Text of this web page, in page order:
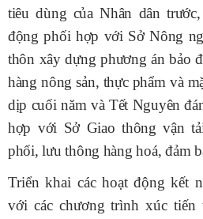
tiêu dùng của Nhân dân
động phối hợp với Sở Nông
thôn xây dựng phương án bảo
hàng nông sản, thực phẩm và
dịp cuối năm và Tết Nguyên
hợp với Sở Giao thông vận
phối, lưu thông hàng hoá, đảm
Triển khai các hoạt động kết
với các chương trình xúc tiến